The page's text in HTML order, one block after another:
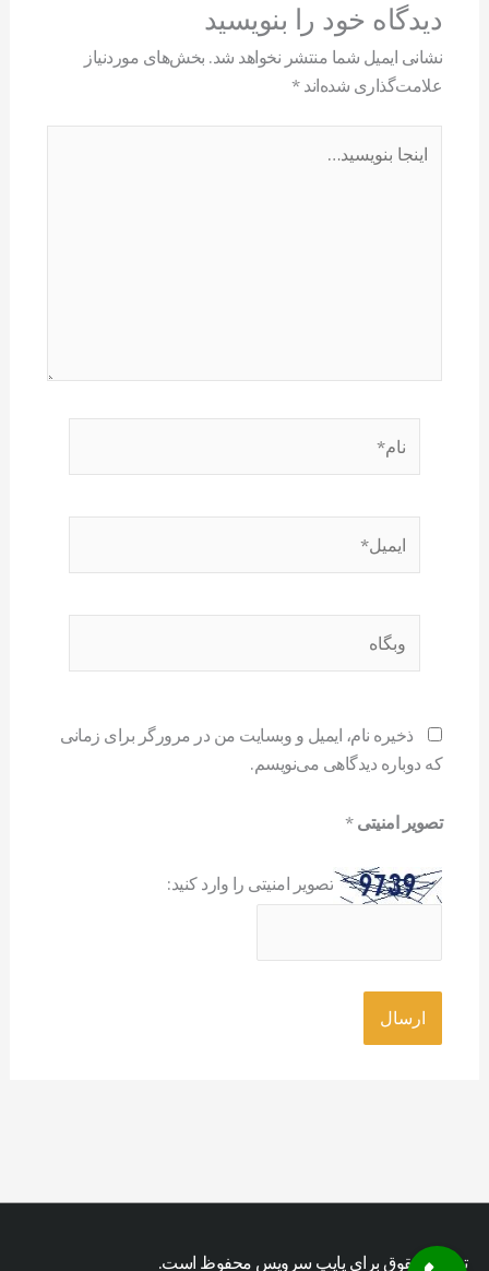
دیدگاه‌ خود را بنویسید
نشانی ایمیل شما منتشر نخواهد شد. بخش‌های موردنیاز
علامت‌گذاری شده‌اند*
بنویسید…
ذخیره نام، ایمیل و وبسایت من در مرورگر برای زمانی
که دوباره دیدگاهی می‌نویسم.
تصویر امنیتی*
تصویر امنیتی را وارد کنید:
تمامی حقوق برای پایپ سرویس محفوظ است.